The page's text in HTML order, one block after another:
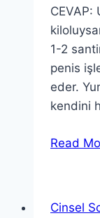
CEVAP:
1-2
penis
eder.
kendini
Read
Cinsel